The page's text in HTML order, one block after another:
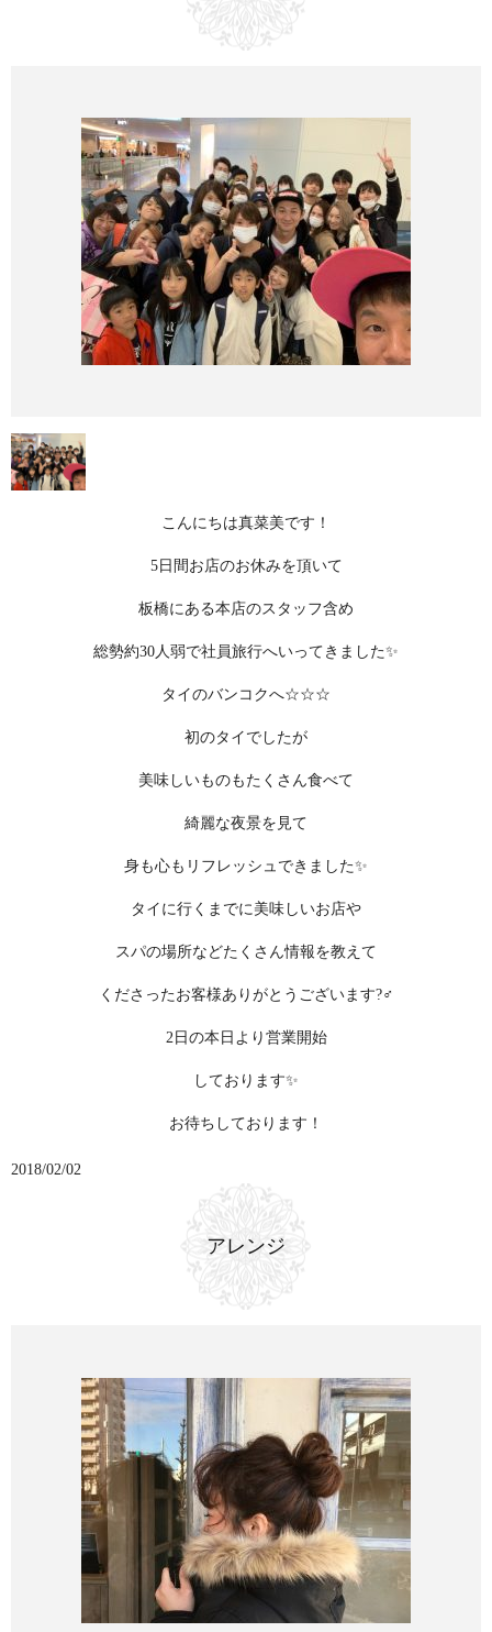
こんにちは真菜美です！
5日間お店のお休みを頂いて
板橋にある本店のスタッフ含め
総勢約30人弱で社員旅行へいってきました✨
タイのバンコクへ☆☆☆
初のタイでしたが
美味しいものもたくさん食べて
綺麗な夜景を見て
身も心もリフレッシュできました✨
タイに行くまでに美味しいお店や
スパの場所などたくさん情報を教えて
くださったお客様ありがとうございます?‍♂️
2日の本日より営業開始
しております✨
お待ちしております！
2018/02/02
アレンジ